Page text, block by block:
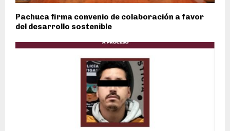
Pachuca firma convenio de colaboración a favor
del desarrollo sostenible